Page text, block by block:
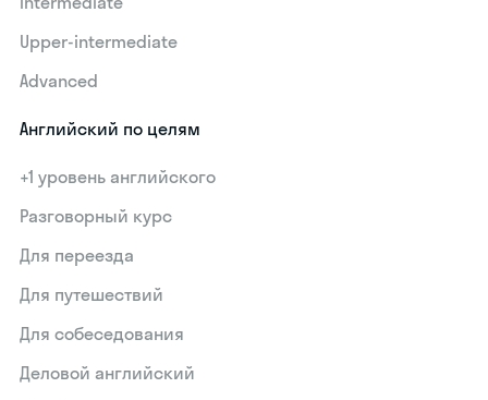
Upper-intermediate
Advanced
Английский по целям
+1 уровень английского
Разговорный курс
Для переезда
Для путешествий
Для собеседования
Деловой английский